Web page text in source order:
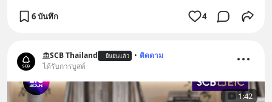
6 บันทึก 4
SCB Thailand ยืนยันแล้ว • ติดตาม
ได้รับการบูสต์
1:42